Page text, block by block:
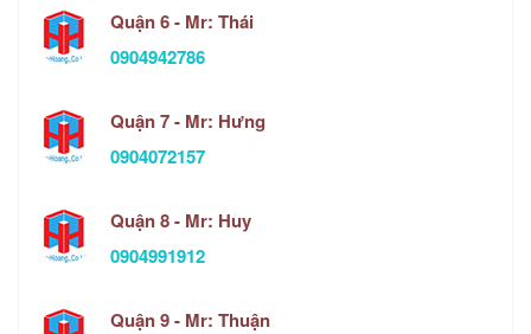
Quận 6 - Mr: Thái
0904942786
Quận 7 - Mr: Hưng
0904072157
Quận 8 - Mr: Huy
0904991912
Quận 9 - Mr: Thuận